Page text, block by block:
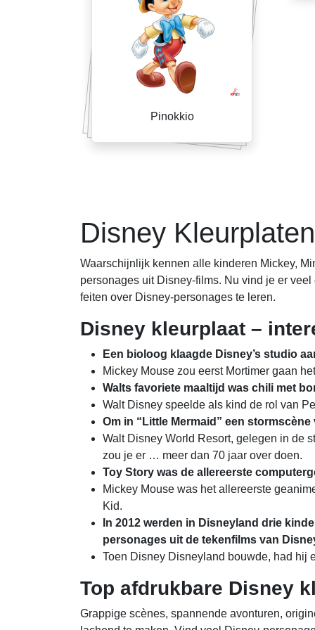
Pinokkio
Disney
Waarschijnlijk kennen alle kinderen Mickey,
personages uit Disney-films. Nu vind je er
feiten over Disney-personages te leren.
Disney kleurplaat –
Een bioloog klaagde Disney’s studio
Mickey Mouse zou eerst Mortimer gaan
Walts favoriete maaltijd was chili met
Walt Disney speelde als kind de rol van
Om in “Little Mermaid” een
Walt Disney World Resort, gelegen in de
zou je er … meer dan 70 jaar over doen.
Toy Story was de allereerste
Mickey Mouse was het allereerste
Kid.
In 2012 werden in Disneyland drie
personages uit de tekenfilms van
Toen Disney Disneyland bouwde, had hij
Top afdrukbare Disney
Grappige scènes, spannende avonturen,